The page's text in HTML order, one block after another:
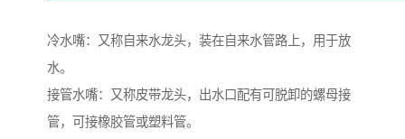
冷水嘴：又称自来水龙头，装在自来水管路上，用于放
水。
接管水嘴：又称皮带龙头，出水口配有可脱卸的螺母接
管，可接橡胶管或塑料管。